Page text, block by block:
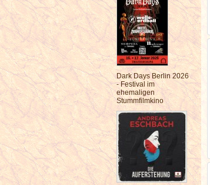
Dark Days Berlin 2026
- Festival im
ehemaligen
Stummfilmkino